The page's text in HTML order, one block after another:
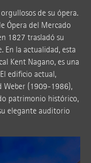
de su ópera.
Ópera del Mercado
1827 trasladó su
En la actualidad, esta
Kent Nagano, es una
edificio actual,
Weber (1909-1986),
patrimonio histórico,
elegante auditorio